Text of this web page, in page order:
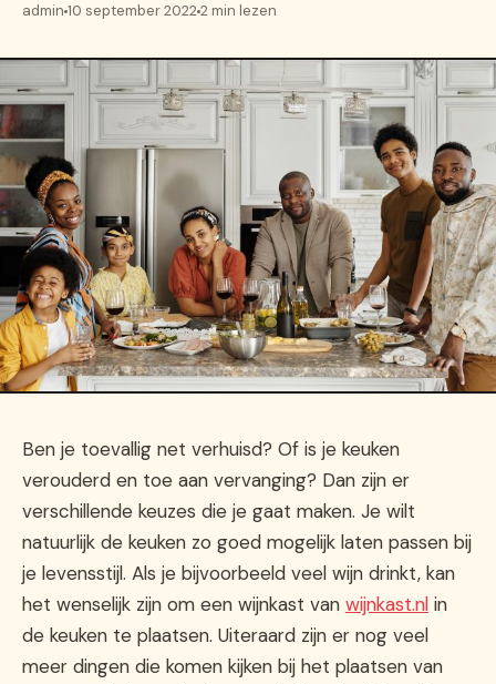
admin 10 september 20222 min lezen
Ben je toevallig net verhuisd? Of is je keuken
verouderd en toe aan vervanging? Dan zijn er
verschillende keuzes die je gaat maken. Je wilt
natuurlijk de keuken zo goed mogelijk laten passen bij
je levensstijl. Als je bijvoorbeeld veel wijn drinkt, kan
het wenselijk zijn om een wijnkast van wijnkast.nl in
de keuken te plaatsen. Uiteraard zijn er nog veel
meer dingen die komen kijken bij het plaatsen van